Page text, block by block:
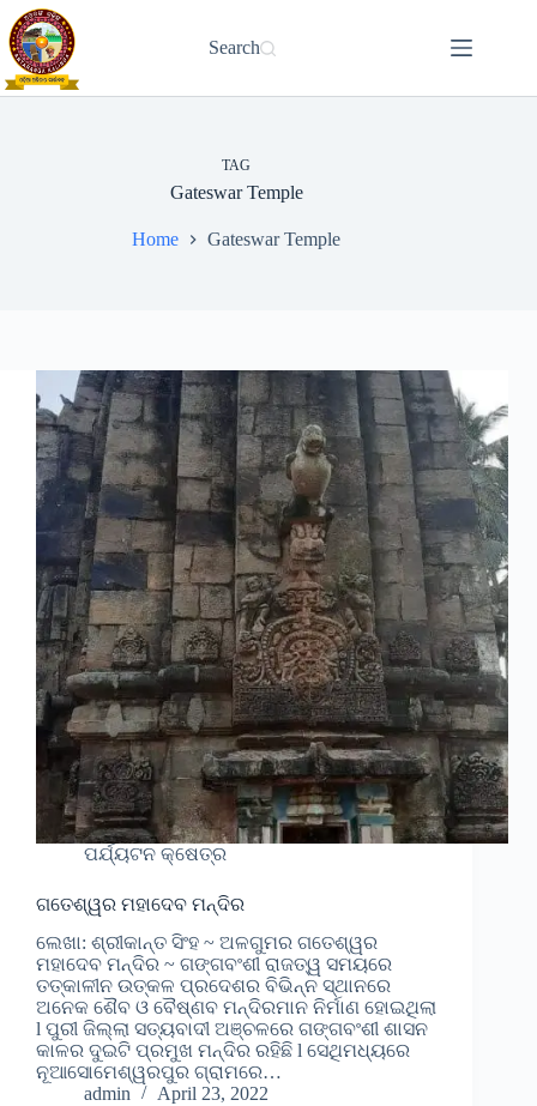
Skip
to
content
Search
TAG
Gateswar Temple
Home Gateswar Temple
ପର୍ଯ୍ୟଟନ କ୍ଷେତ୍ର
ଗତେଶ୍ୱର ମହାଦେବ ମନ୍ଦିର
ଲେଖା: ଶ୍ରୀକାନ୍ତ ସିଂହ ~ ଅଳଗୁମର ଗତେଶ୍ୱର
ମହାଦେବ ମନ୍ଦିର ~ ଗଙ୍ଗବଂଶୀ ରାଜତ୍ୱ ସମୟରେ
ତତ୍କାଳୀନ ଉତ୍କଳ ପ୍ରଦେଶର ବିଭିନ୍ନ ସ୍ଥାନରେ
ଅନେକ ଶୈବ ଓ ବୈଷ୍ଣବ ମନ୍ଦିରମାନ ନିର୍ମାଣ ହୋଇଥିଲା
l ପୁରୀ ଜିଲ୍ଲା ସତ୍ୟବାଦୀ ଅଞ୍ଚଳରେ ଗଙ୍ଗବଂଶୀ ଶାସନ
କାଳର ଦୁଇଟି ପ୍ରମୁଖ ମନ୍ଦିର ରହିଛି l ସେଥିମଧ୍ୟରେ
ନୂଆସୋମେଶ୍ୱରପୁର ଗ୍ରାମରେ…
admin
April 23, 2022